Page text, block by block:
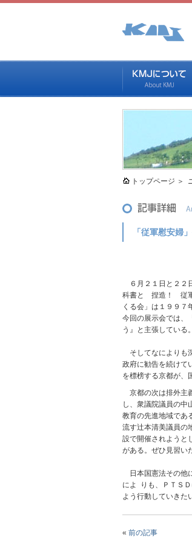
トップページ
「従軍慰安婦
６月２１日と２２
科書と 捏造！ 従軍
くる会」は１９９７
今回の展示会では、
う』と主張している
そしてなによりも
政府に勧告を続けて
を標榜する京都が、
京都の次は排外主
し、衆議院議員の中
教育の先進地域であ
流す辻本清美議員の
設で開催されようと
がある。ぜひ見習い
日本国憲法その他
によ りも、ＰＴＳ
よう行動していきた
« 前の記事